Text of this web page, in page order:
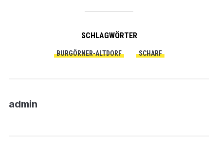
SCHLAGWÖRTER
BURGÖRNER-ALTDORF SCHARF
admin